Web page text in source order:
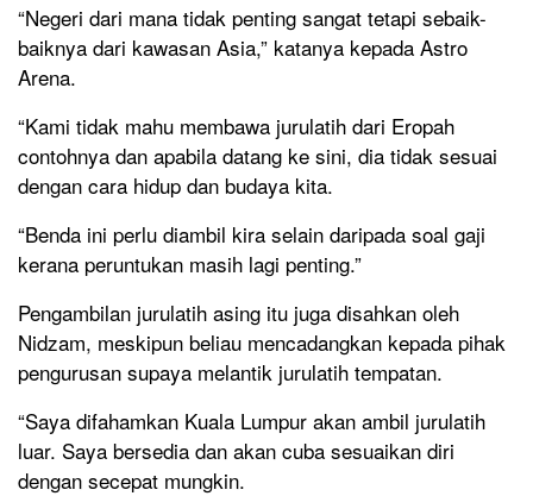
“Negeri dari mana tidak penting sangat tetapi sebaik-
baiknya dari kawasan Asia,” katanya kepada Astro
Arena.
“Kami tidak mahu membawa jurulatih dari Eropah
contohnya dan apabila datang ke sini, dia tidak sesuai
dengan cara hidup dan budaya kita.
“Benda ini perlu diambil kira selain daripada soal gaji
kerana peruntukan masih lagi penting.”
Pengambilan jurulatih asing itu juga disahkan oleh
Nidzam, meskipun beliau mencadangkan kepada pihak
pengurusan supaya melantik jurulatih tempatan.
“Saya difahamkan Kuala Lumpur akan ambil jurulatih
luar. Saya bersedia dan akan cuba sesuaikan diri
dengan secepat mungkin.